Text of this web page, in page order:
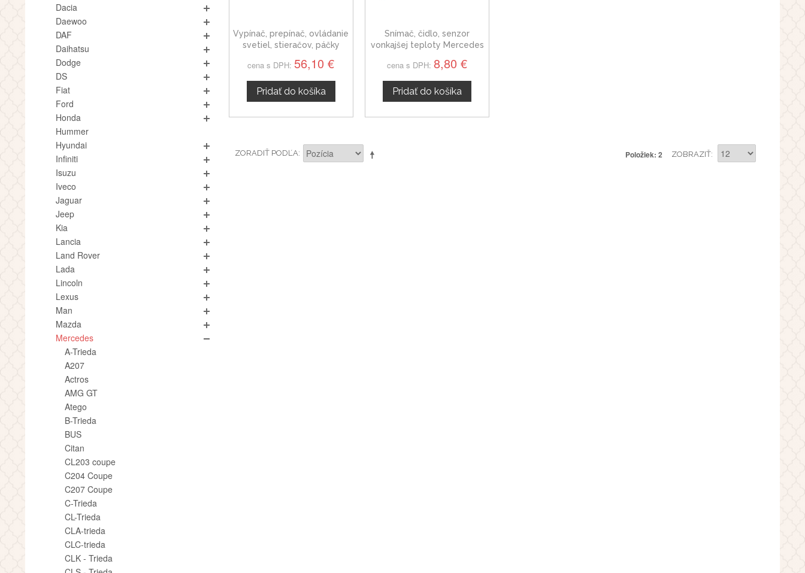
Vypínač, prepínač, ovládanie
svetiel, stieračov, páčky
W168 A-trieda
cena s DPH: 56,10 €
Pridať do košíka
Snímač, čidlo, senzor
vonkajšej teploty Mercedes
cena s DPH: 8,80 €
Pridať do košíka
ZORADIŤ PODĽA Položiek: 2 ZOBRAZIŤ
Dacia
Daewoo
DAF
Daihatsu
Dodge
DS
Fiat
Ford
Honda
Hummer
Hyundai
Infiniti
Isuzu
Iveco
Jaguar
Jeep
Kia
Lancia
Land Rover
Lada
Lincoln
Lexus
Man
Mazda
Mercedes
A-Trieda
A207
Actros
AMG GT
Atego
B-Trieda
BUS
Citan
CL203 coupe
C204 Coupe
C207 Coupe
C-Trieda
CL-Trieda
CLA-trieda
CLC-trieda
CLK - Trieda